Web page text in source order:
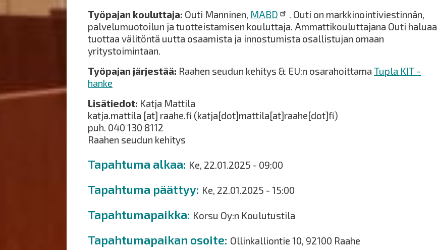
Työpajan kouluttaja: Outi Manninen, MABD
. Outi on markkinointiviestinnän,
palvelumuotoilun ja tuotteistamisen kouluttaja. Ammattikouluttajana Outi haluaa
tuottaa välitöntä uutta osaamista ja innostumista osallistujan omaan
yritystoimintaan.
Työpajan järjestää: Raahen seudun kehitys & EU:n osarahoittama Tupla KIT -
hanke
Lisätiedot: Katja Mattila
katja.mattila [at] raahe.fi (katja[dot]mattila[at]raahe[dot]fi)
puh. 040 130 8112
Raahen seudun kehitys
Tapahtuma alkaa Ke, 22.01.2025 - 09:00
Tapahtuma päättyy Ke, 22.01.2025 - 15:00
Tapahtumapaikka Korsu Oy:n Koulutustila
Tapahtumapaikan osoite Ollinkalliontie 10, 92100 Raahe